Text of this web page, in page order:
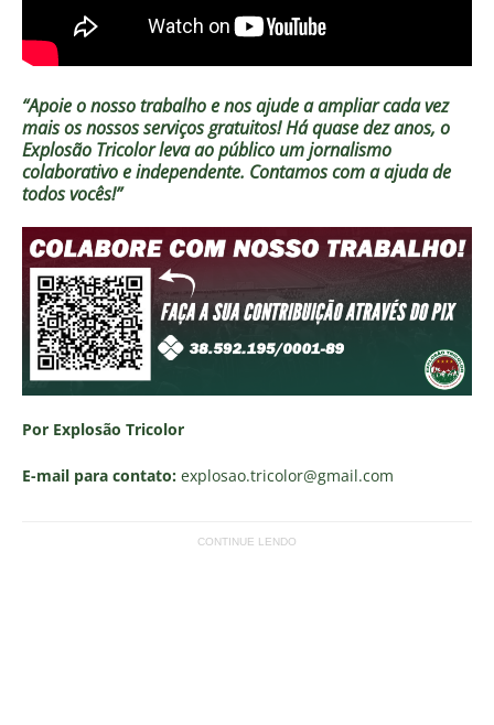
“Apoie o nosso trabalho e nos ajude a ampliar cada vez
mais os nossos serviços gratuitos!Há quase dez anos, o
Explosão Tricolor leva ao público um jornalismo
colaborativo e independente. Contamos com a ajuda de
todos vocês!”
Por Explosão Tricolor
E-mail para contato: explosao.tricolor@gmail.com
CONTINUE LENDO